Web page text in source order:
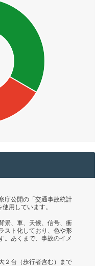
庁公開の「交通事故統計
用しています。
景、車、天候、信号、衝
スト化しており、色や形
。あくまで、事故のイメ
２台（歩行者含む）まで